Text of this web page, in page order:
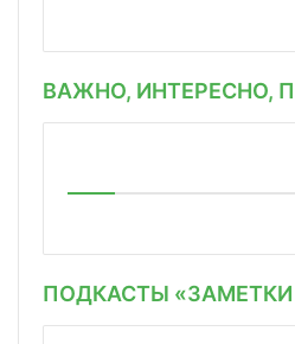
ВАЖНО, ИНТЕРЕСНО,
ПОДКАСТЫ «ЗАМЕТКИ